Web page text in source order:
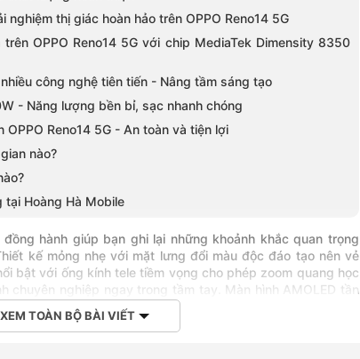
nghiệm thị giác hoàn hảo trên OPPO Reno14 5G
OPPO Reno14 5G với chip MediaTek Dimensity 8350
công nghệ tiên tiến - Nâng tầm sáng tạo
- Năng lượng bền bỉ, sạc nhanh chóng
OPPO Reno14 5G - An toàn và tiện lợi
nào?
tại Hoàng Hà Mobile
hành giúp bạn ghi lại những khoảnh khắc quan trọng
kế mỏng nhẹ với mặt lưng đổi màu độc đáo tạo nên vẻ
bật với ống kính tele tiềm vọng cho phép zoom quang học
chuyên nghiệp ngay trong tầm tay. Màn hình AMOLED tần
và mượt mà, đi cùng pin dung lượng lớn và công nghệ sạc
cả ngày dài. Với hiệu năng mạnh mẽ từ chip MediaTek
XEM TOÀN BỘ BÀI VIẾT